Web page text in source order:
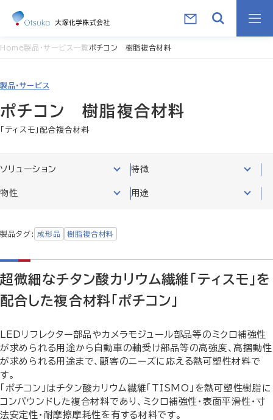
Home製品・サービス一覧 ポチコン 樹脂複合材料
製品・サービス
ポチコン 樹脂複合材料
「ティスモ」配合複合材料
ソリューション 特徴
物性 用途
製品タグ 成形品 樹脂複合材料
超微細なチタン酸カリウム繊維「ティスモ」を
配合した複合材料「ポチコン」
LEDリフレクター部品やカメラモジュール部品等のミクロ補強性
が求められる用途から自動車の軸受け部品等の高強度、高摺動性
が求められる用途まで、顧客のニーズに応える熱可塑性材料で
す。
「ポチコン」はチタン酸カリウム繊維「TISMO」を熱可塑性樹脂に
コンパウンドした複合材料であり、ミクロ補強性・表面平滑性・寸
法安定性・耐摩擦摩耗性を有する材料です。